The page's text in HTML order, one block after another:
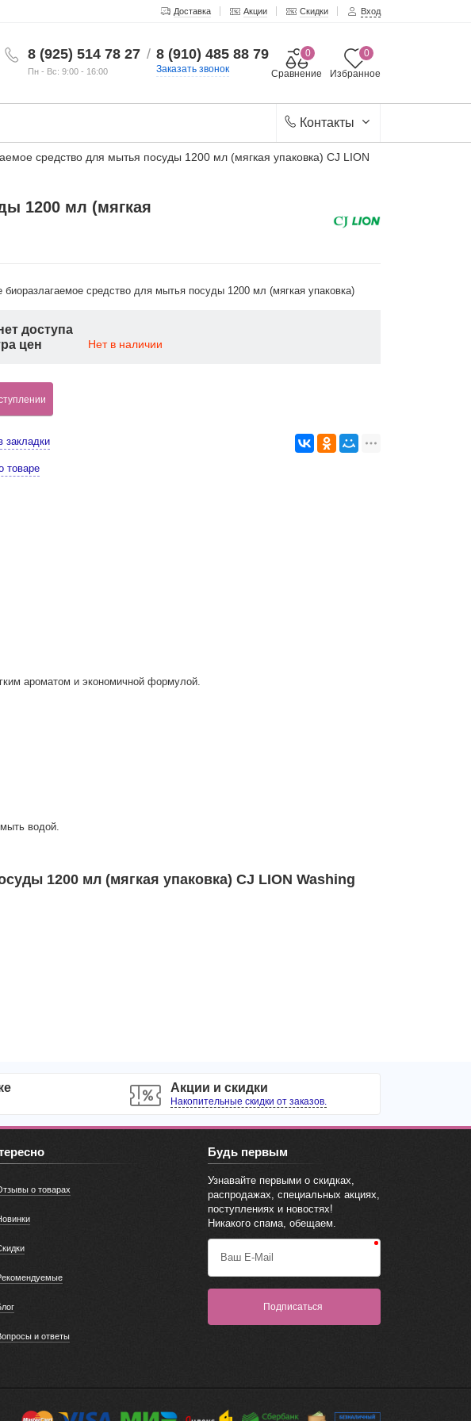
Доставка Акции Скидки Вход
8 (925) 514 78 27
Пн - Вс: 9:00 - 16:00
/ 8 (910) 485 88 79
Заказать звонок Избранное
0
Сравнение
0
Контакты
средство для мытья посуды 1200 мл (мягкая упаковка) CJ LION
1200 мл (мягкая
биоразлагаемое средство для мытья посуды 1200 мл (мягкая упаковка)
доступа
цен
Нет в наличии
закладки
товаре
ароматом и экономичной формулой.
водой.
1200 мл (мягкая упаковка) CJ LION Washing
Акции и скидки
Накопительные скидки от заказов.
о товарах
и ответы
Будь первым
Узнавайте первыми о скидках,
распродажах, специальных акциях,
поступлениях и новостях!
Никакого спама, обещаем.
Ваш E-Mail
Подписаться